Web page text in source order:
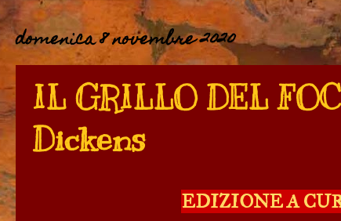
domenica 8 novembre 2020
IL GRILLO DEL
Dickens
EDIZIONE A